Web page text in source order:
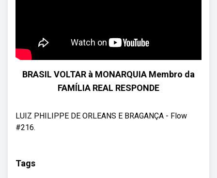
BRASIL VOLTAR à MONARQUIA Membro da
FAMÍLIA REAL RESPONDE
LUIZ PHILIPPE DE ORLEANS E BRAGANÇA - Flow
#216.
Tags